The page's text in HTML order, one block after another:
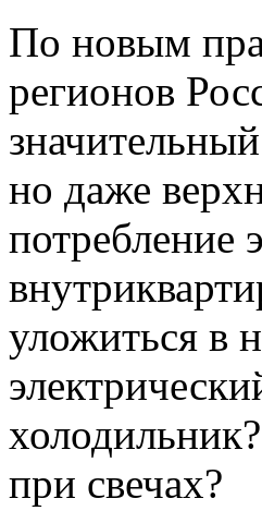
По новым
регионов
но даже
потребление
уложиться в
при свечах?